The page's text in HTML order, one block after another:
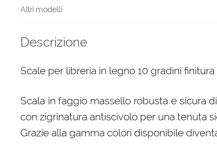
Altri modelli
Descrizione
Scale per libreria in legno 10 gradini
Scala in faggio massello robusta e sicura
con zigrinatura antiscivolo per una tenuta
Grazie alla gamma colori disponibile